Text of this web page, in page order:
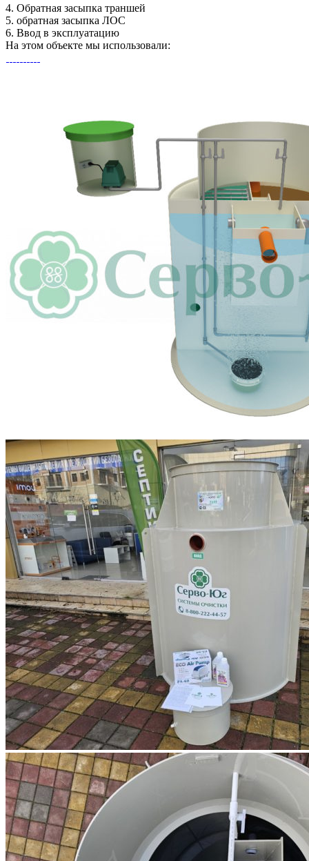
4. Обратная засыпка траншей
5. обратная засыпка ЛОС
6. Ввод в эксплуатацию
На этом объекте мы использовали: